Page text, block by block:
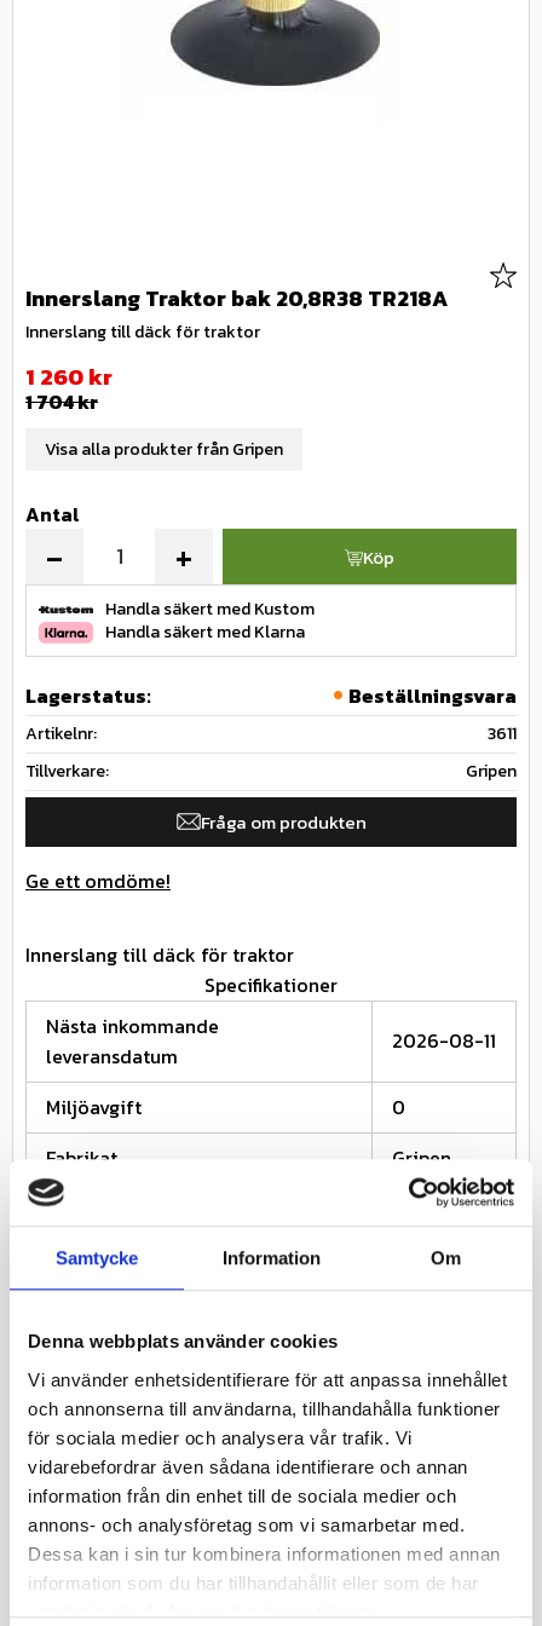
Samtycke Information Om
Denna webbplats använder cookies
Vi använder enhetsidentifierare för att anpassa innehållet
och annonserna till användarna, tillhandahålla funktioner
för sociala medier och analysera vår trafik. Vi
vidarebefordrar även sådana identifierare och annan
information från din enhet till de sociala medier och
annons- och analysföretag som vi samarbetar med.
Dessa kan i sin tur kombinera informationen med annan
information som du har tillhandahållit eller som de har
Innerslang Traktor bak 20,8R38 TR218A
Innerslang till däck för traktor
Nedsatt pris:
1 260kr
Ordinarie pris:
1 704kr
Antal
+
- Köp
Handla säkert med Kustom
Handla säkert med Klarna
Lagerstatus Beställningsvara
Artikelnr
3611
Tillverkare
Gripen
Fråga om produkten
Visa alla produkter från Gripen
Ge ett omdöme!
Innerslang till däck för traktor
Specifikationer
Nästa inkommande
leveransdatum
2026-08-11
Miljöavgift
0
Fabrikat
Gripen
Nettovikt kg
8.547
Däckstorlek
20.8
Relaterade produkter
26%